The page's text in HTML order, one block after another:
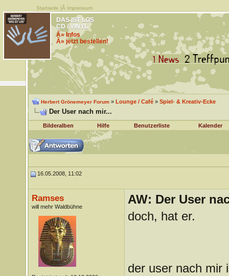
Startseite |Â Impressum
DAS IST LOS
CD / VINYL
Â» Infos
Â» jetzt bestellen!
Herbert Grönemeyer Forum» Lounge / Café» Spiel- & Kreativ-Ecke
Der User nach mir...
Bilderalben Hilfe Benutzerliste Kalender
16.05.2008, 11:02
Ramses
will mehr Waldbühne
AW: Der User
doch, hat er.
der user nach mir